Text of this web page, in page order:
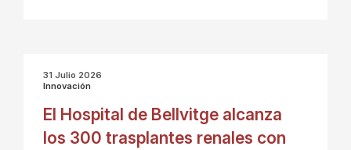
31 Julio 2026
Innovación
El Hospital de Bellvitge alcanza
los 300 trasplantes renales con